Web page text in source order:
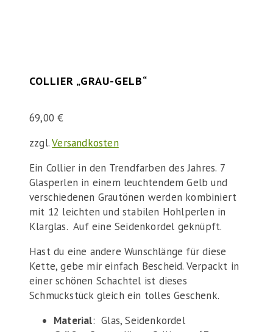
COLLIER „GRAU-GELB“
69,00€
zzgl.Versandkosten
Ein Collier in den Trendfarben des Jahres. 7
Glasperlen in einem leuchtendem Gelb und
verschiedenen Grautönen werden kombiniert
mit 12 leichten und stabilen Hohlperlen in
Klarglas. Auf eine Seidenkordel geknüpft.
Hast du eine andere Wunschlänge für diese
Kette, gebe mir einfach Bescheid. Verpackt in
einer schönen Schachtel ist dieses
Schmuckstück gleich ein tolles Geschenk.
Material: Glas, Seidenkordel